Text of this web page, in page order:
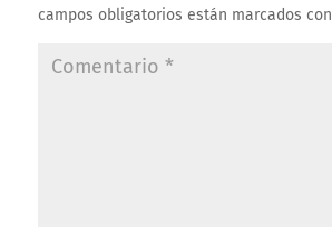
campos obligatorios están marcados con